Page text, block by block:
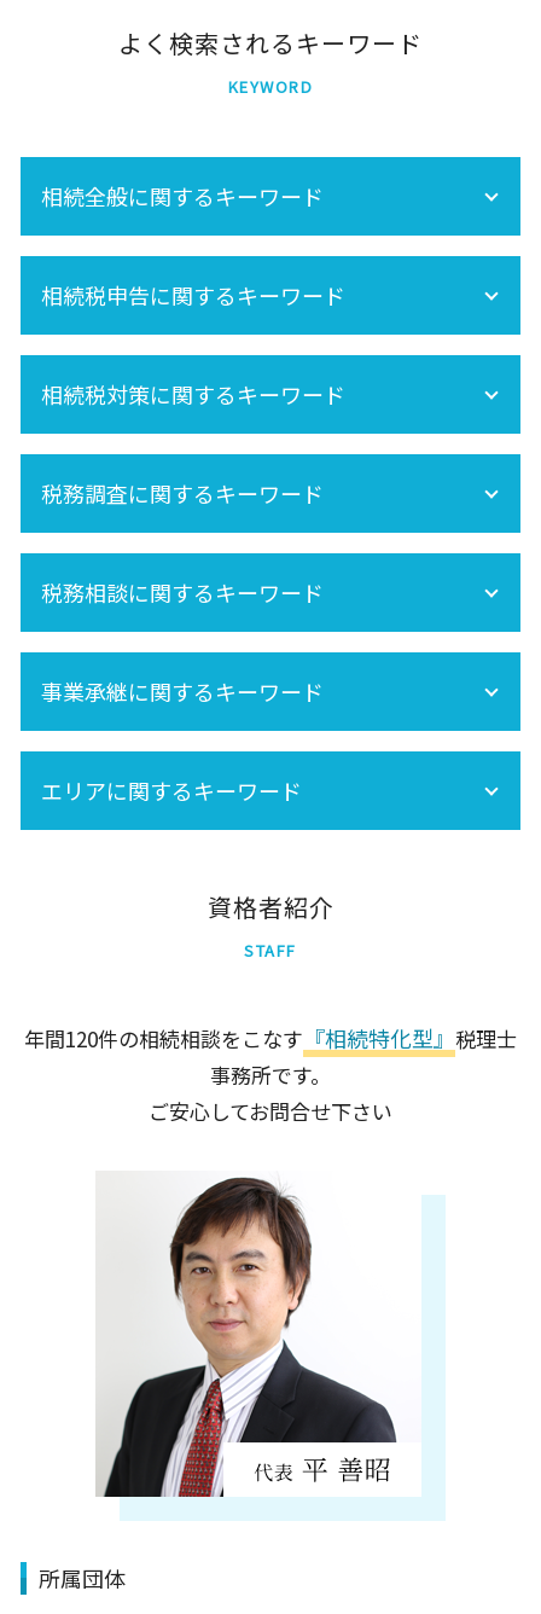
よく検索されるキーワード
KEYWORD
相続全般に関するキーワード
再婚 相続
空き家 対策 特別措置法
相続 養子
保険金 相続
節税
遺産相続 所得税
内縁 相続
未成年 相続
遺産分割 税金
相続税申告に関するキーワード
相続税 申告 自分で
準確定申告 必要書類
相続税申告
準確定申告 書き方
相続税対策に関するキーワード
相続税申告 必要書類
株 相続税
死亡保険金 相続税
相続税 期限
相続税 基礎控除
相続時精算課税制度 手続き
相続放棄
相続税 非課税
小規模宅地の特例
生命保険 相続税
税務調査に関するキーワード
相続税 税務調査 時期
相続税 税務調査 いくら 以上
法人 税務調査
税務調査 どこまで調べる
税務相談に関するキーワード
事業承継に関するキーワード
事業承継税制
エリアに関するキーワード
世田谷区
千代田区
資格者紹介
STAFF
年間120件の相続相談をこなす 『相続特化型』 税理士
事務所です。
ご安心してお問合せ下さい
所属団体